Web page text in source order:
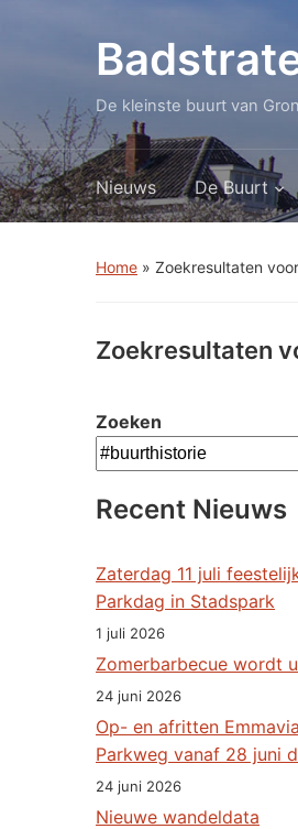
De kleinste buurt van
Nieuws De Buurt
Home » Zoekresultaten
Zoekresultaten
Zoeken
Recent Nieuws
Zaterdag 11 juli
Parkdag in Stadspark
1 juli 2026
Zomerbarbecue wordt
24 juni 2026
Op- en afritten
Parkweg vanaf 28 juni
24 juni 2026
Nieuwe wandeldata